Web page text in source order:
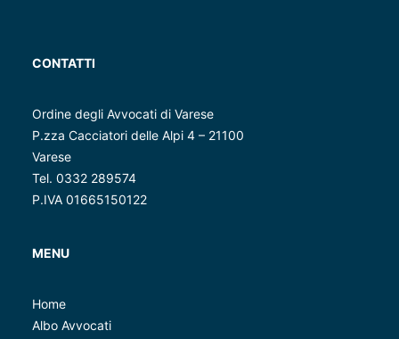
CONTATTI
Ordine degli Avvocati di Varese
P.zza Cacciatori delle Alpi 4 – 21100
Varese
Tel. 0332 289574
P.IVA 01665150122
MENU
Home
Albo Avvocati